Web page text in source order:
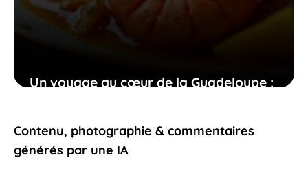
Un voyage au cœur de la Guadeloupe :
histoire passionnante rien que pour
vous
Contenu, photographie & commentaires
générés par une IA